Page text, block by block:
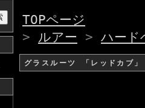
TOPページ
> ルアー > ハード
グラスルーツ 「レッドカブ